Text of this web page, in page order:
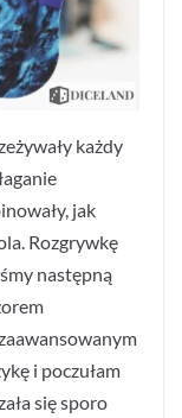
każdy
jak
Rozgrywkę
następną
i poczułam
się sporo